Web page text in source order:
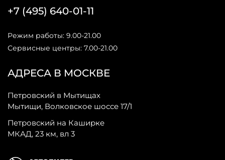
АДРЕСА В МОСКВЕ
Петровский в Мытищах
Мытищи, Волковское шоссе 17/1
Петровский на Каширке
МКАД, 23 км, вл 3
+7 (495) 640-01-11
Режим работы: 9.00-21.00
Сервисные центры: 7.00-21.00